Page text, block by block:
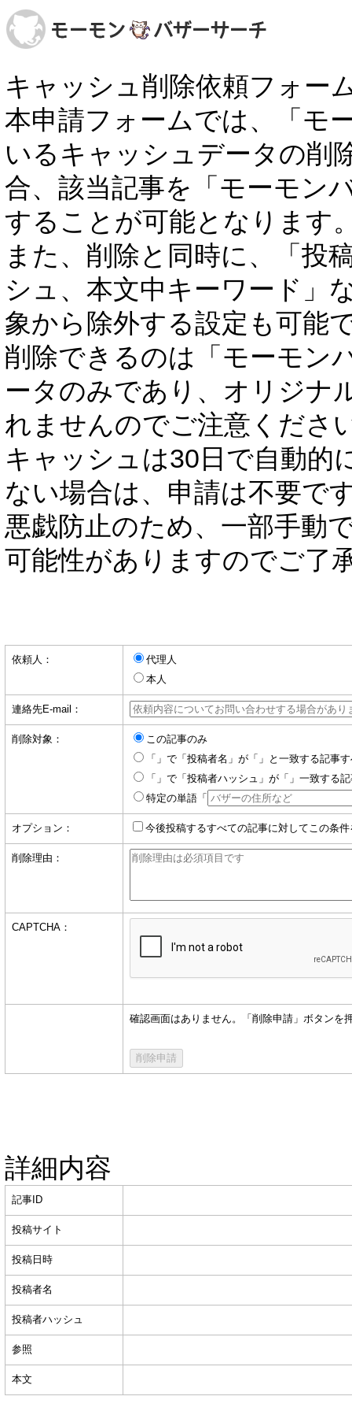
キャッシュ削除依頼フォー
本申請フォームでは、「モ
いるキャッシュデータの削
合、該当記事を「モーモン
することが可能となります
また、削除と同時に、「投
シュ、本文中キーワード」
象から除外する設定も可能
削除できるのは「モーモン
ータのみであり、オリジナ
れませんのでご注意くださ
キャッシュは30日で自動的
ない場合は、申請は不要で
悪戯防止のため、一部手動
可能性がありますのでご了
依頼人：
代理人
本人
連絡先E-mail：
削除対象：
この記事のみ
「」で「投稿者名」が「」と一致する記事
「」で「投稿者ハッシュ」が「」一致する
特定の単語「
オプション： 今後投稿するすべての記事に対してこの条
削除理由：
CAPTCHA：
確認画面はありません。「削除申請」ボタンを
詳細内容
記事ID
投稿サイト
投稿日時
投稿者名
投稿者ハッシュ
参照
本文